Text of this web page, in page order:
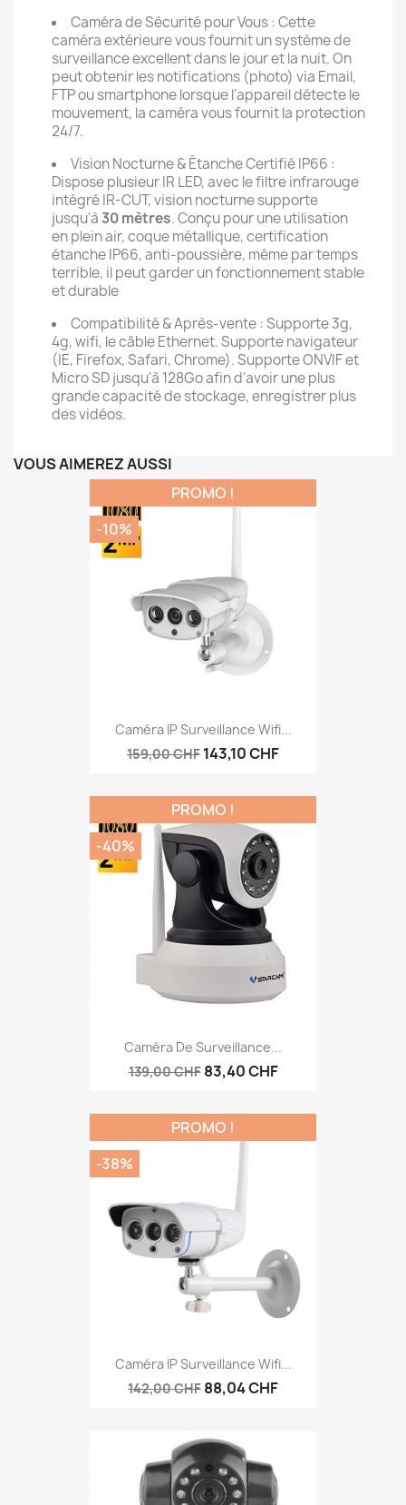
Caméra de Sécurité pour Vous : Cette
caméra extérieure vous fournit un système de
surveillance excellent dans le jour et la nuit. On
peut obtenir les notifications (photo) via Email,
FTP ou smartphone lorsque l'appareil détecte le
mouvement, la caméra vous fournit la protection
24/7.
Vision Nocturne & Étanche Certifié IP66 :
Dispose plusieur IR LED, avec le filtre infrarouge
intégré IR-CUT, vision nocturne supporte
jusqu'à30 mètres. Conçu pour une utilisation
en plein air, coque métallique, certification
étanche IP66, anti-poussière, même par temps
terrible, il peut garder un fonctionnement stable
et durable
Compatibilité & Après-vente : Supporte 3g,
4g, wifi, le câble Ethernet. Supporte navigateur
(IE, Firefox, Safari, Chrome). Supporte ONVIF et
Micro SD jusqu'à 128Go afin d'avoir une plus
grande capacité de stockage, enregistrer plus
des vidéos.
VOUS AIMEREZ AUSSI
Caméra IP Surveillance Wifi...
159,00 CHF 143,10 CHF
PROMO !
-10%
Caméra De Surveillance...
139,00 CHF 83,40 CHF
PROMO !
-40%
Caméra IP Surveillance Wifi...
142,00 CHF 88,04 CHF
PROMO !
-38%